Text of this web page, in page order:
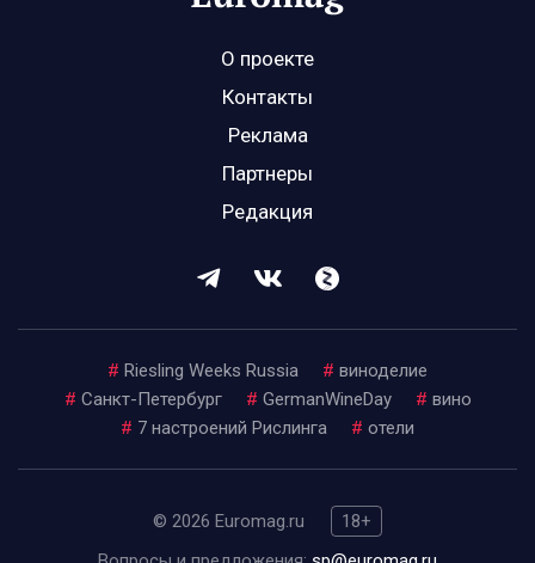
О проекте
Контакты
Реклама
Партнеры
Редакция
# Riesling Weeks Russia # виноделие
# Санкт-Петербург # GermanWineDay # вино
# 7 настроений Рислинга # отели
© 2026 Euromag.ru
18+